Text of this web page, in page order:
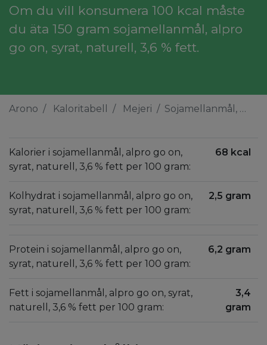
Om du vill konsumera 100 kcal måste
du äta 150 gram sojamellanmål, alpro
go on, syrat, naturell, 3,6 % fett.
Arono Kaloritabell Mejeri Sojamellanmål, alpro go on, syrat, naturell, 3,6 % fett
Kalorier i sojamellanmål, alpro go on,
syrat, naturell, 3,6 % fett per 100 gram:
68 kcal
Kolhydrat i sojamellanmål, alpro go on,
syrat, naturell, 3,6 % fett per 100 gram:
2,5 gram
Protein i sojamellanmål, alpro go on,
syrat, naturell, 3,6 % fett per 100 gram:
6,2 gram
Fett i sojamellanmål, alpro go on, syrat,
naturell, 3,6 % fett per 100 gram:
3,4
gram